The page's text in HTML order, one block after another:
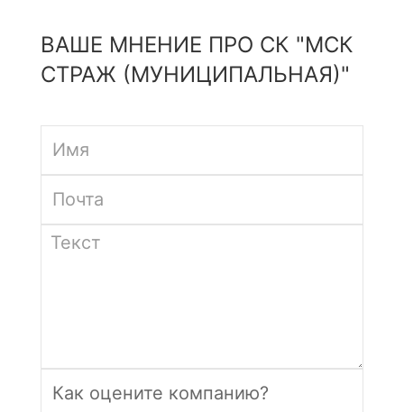
ВАШЕ МНЕНИЕ ПРО СК "МСК
СТРАЖ (МУНИЦИПАЛЬНАЯ)"